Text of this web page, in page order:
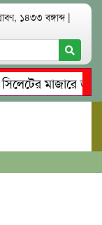
১৪৩৩ বঙ্গাব্দ |
মাজারে
তরুণী পাচার: